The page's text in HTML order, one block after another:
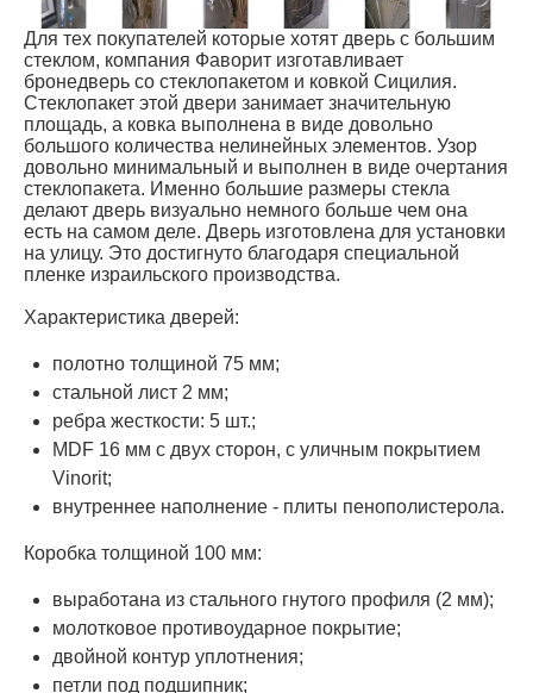
Для тех покупателей которые хотят дверь с большим
стеклом, компания Фаворит изготавливает
бронедверь со стеклопакетом и ковкой Сицилия.
Стеклопакет этой двери занимает значительную
площадь, а ковка выполнена в виде довольно
большого количества нелинейных элементов. Узор
довольно минимальный и выполнен в виде очертания
стеклопакета. Именно большие размеры стекла
делают дверь визуально немного больше чем она
есть на самом деле. Дверь изготовлена для установки
на улицу. Это достигнуто благодаря специальной
пленке израильского производства.
Характеристика дверей:
полотно толщиной 75 мм;
стальной лист 2 мм;
ребра жесткости: 5 шт.;
MDF 16 мм с двух сторон, с уличным покрытием
Vinorit;
внутреннее наполнение - плиты пенополистерола.
Коробка толщиной 100 мм:
выработана из стального гнутого профиля (2 мм);
молотковое противоударное покрытие;
двойной контур уплотнения;
петли под подшипник;